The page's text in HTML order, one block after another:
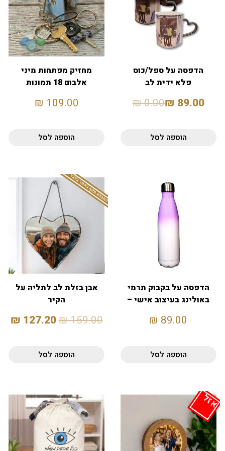
הדפסה על ספל/כוס
פלא ידית לב
89.00
₪
0.00
₪
הוספה לסל
מחזיק מפתחות מיני
אלבום 18 תמונות
109.00
₪
הוספה לסל
הדפסה על בקבוק תרמי
באולינג בעיצוב אישי –
89.00
₪
הוספה לסל
המבצע תקף באתר בלבד
אבן בזלת לב לתליה על
הקיר
159.00
₪
127.20
₪
הוספה לסל
אזל